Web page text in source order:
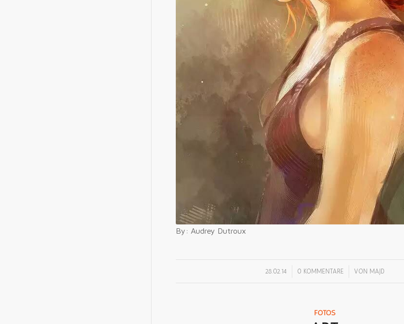
By: Audrey Dutroux
28.02.14 0 KOMMENTARE
/ VON MAJD
FOTOS